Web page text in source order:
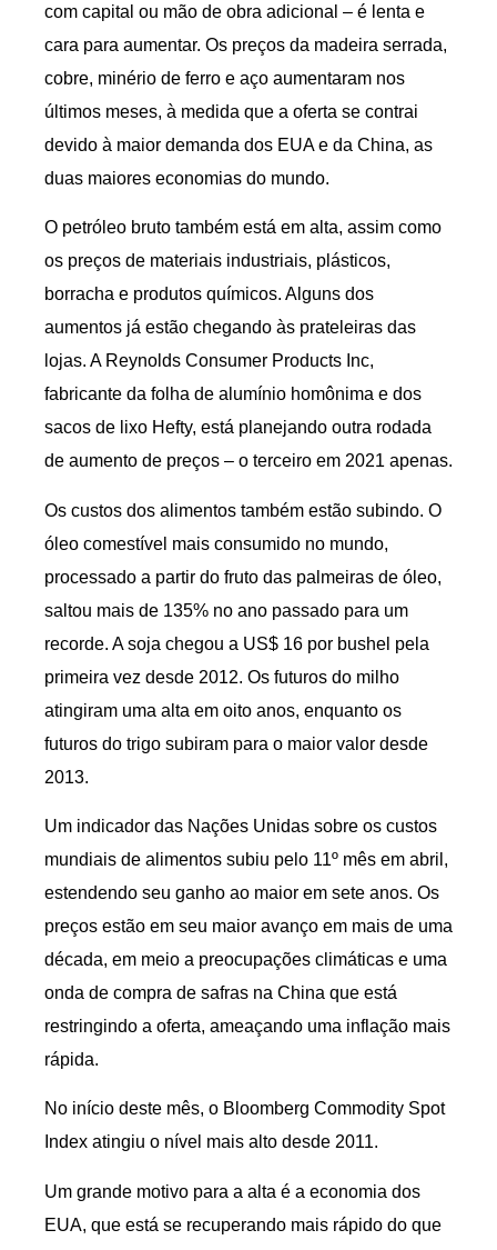
com capital ou mão de obra adicional – é lenta e
cara para aumentar. Os preços da madeira serrada,
cobre, minério de ferro e aço aumentaram nos
últimos meses, à medida que a oferta se contrai
devido à maior demanda dos EUA e da China, as
duas maiores economias do mundo.
O petróleo bruto também está em alta, assim como
os preços de materiais industriais, plásticos,
borracha e produtos químicos. Alguns dos
aumentos já estão chegando às prateleiras das
lojas. A Reynolds Consumer Products Inc,
fabricante da folha de alumínio homônima e dos
sacos de lixo Hefty, está planejando outra rodada
de aumento de preços – o terceiro em 2021 apenas.
Os custos dos alimentos também estão subindo. O
óleo comestível mais consumido no mundo,
processado a partir do fruto das palmeiras de óleo,
saltou mais de 135% no ano passado para um
recorde. A soja chegou a US$ 16 por bushel pela
primeira vez desde 2012. Os futuros do milho
atingiram uma alta em oito anos, enquanto os
futuros do trigo subiram para o maior valor desde
2013.
Um indicador das Nações Unidas sobre os custos
mundiais de alimentos subiu pelo 11º mês em abril,
estendendo seu ganho ao maior em sete anos. Os
preços estão em seu maior avanço em mais de uma
década, em meio a preocupações climáticas e uma
onda de compra de safras na China que está
restringindo a oferta, ameaçando uma inflação mais
rápida.
No início deste mês, o Bloomberg Commodity Spot
Index atingiu o nível mais alto desde 2011.
Um grande motivo para a alta é a economia dos
EUA, que está se recuperando mais rápido do que